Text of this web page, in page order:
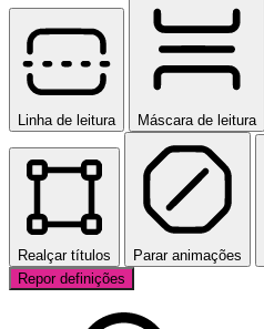
Linha de leitura Máscara de leitura
Realçar títulos Parar animações
Repor definições